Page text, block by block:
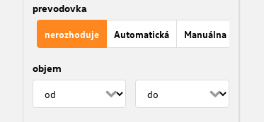
prevodovka
nerozhoduje Automatická Manuálna
objem